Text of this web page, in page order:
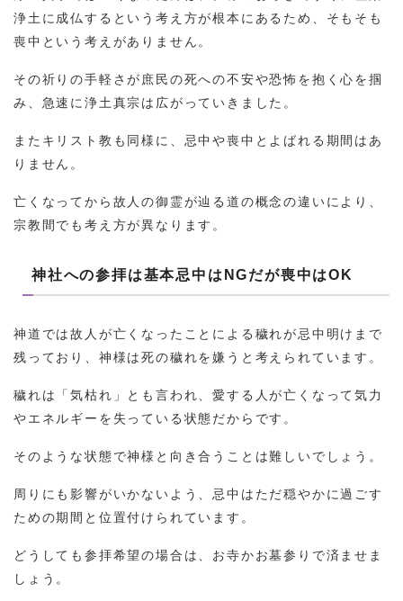
浄土に成仏するという考え方が根本にあるため、そもそも
喪中という考えがありません。
その祈りの手軽さが庶民の死への不安や恐怖を抱く心を掴
み、急速に浄土真宗は広がっていきました。
またキリスト教も同様に、忌中や喪中とよばれる期間はあ
りません。
亡くなってから故人の御霊が辿る道の概念の違いにより、
宗教間でも考え方が異なります。
神社への参拝は基本忌中はNGだが喪中はOK
神道では故人が亡くなったことによる穢れが忌中明けまで
残っており、神様は死の穢れを嫌うと考えられています。
穢れは「気枯れ」とも言われ、愛する人が亡くなって気力
やエネルギーを失っている状態だからです。
そのような状態で神様と向き合うことは難しいでしょう。
周りにも影響がいかないよう、忌中はただ穏やかに過ごす
ための期間と位置付けられています。
どうしても参拝希望の場合は、お寺かお墓参りで済ませま
しょう。